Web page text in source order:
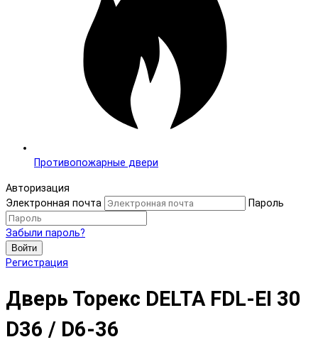
Противопожарные двери
Авторизация
Электронная почта
Пароль
Забыли пароль?
Войти
Регистрация
Дверь Торекс DELTA FDL-EI 30
D36 / D6-36